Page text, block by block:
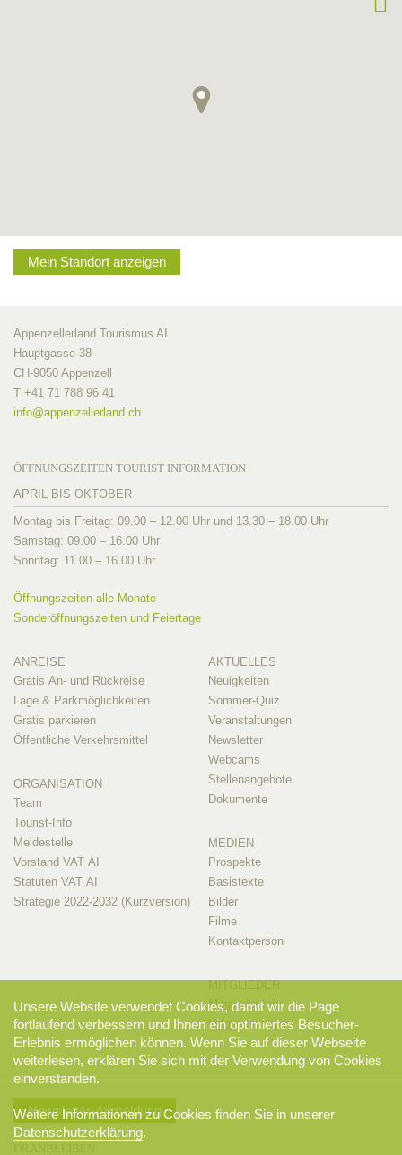
Mein Standort anzeigen
Appenzellerland Tourismus AI
Hauptgasse 38
CH-9050 Appenzell
T +41 71 788 96 41
info@appenzellerland.ch
ÖFFNUNGSZEITEN TOURIST INFORMATION
APRIL BIS OKTOBER
Montag bis Freitag: 09.00 – 12.00 Uhr und 13.30 – 18.00 Uhr
Samstag: 09.00 – 16.00 Uhr
Sonntag: 11.00 – 16.00 Uhr
Öffnungszeiten alle Monate
Sonderöffnungszeiten und Feiertage
ANREISE
Gratis An- und Rückreise
Lage & Parkmöglichkeiten
Gratis parkieren
Öffentliche Verkehrsmittel
ORGANISATION
Team
Tourist-Info
Meldestelle
Vorstand VAT AI
Statuten VAT AI
Strategie 2022-2032 (Kurzversion)
AKTUELLES
Neuigkeiten
Sommer-Quiz
Veranstaltungen
Newsletter
Webcams
Stellenangebote
Dokumente
MEDIEN
Prospekte
Basistexte
Bilder
Filme
Kontaktperson
Mitglieder-Info
Mitglieder-Login
Newsletter-Anmeldung
Unsere Website verwendet Cookies, damit wir die Page
fortlaufend verbessern und Ihnen ein optimiertes Besucher-
Erlebnis ermöglichen können. Wenn Sie auf dieser Webseite
weiterlesen, erklären Sie sich mit der Verwendung von Cookies
einverstanden.
Weitere Informationen zu Cookies finden Sie in unserer
Datenschutzerklärung.